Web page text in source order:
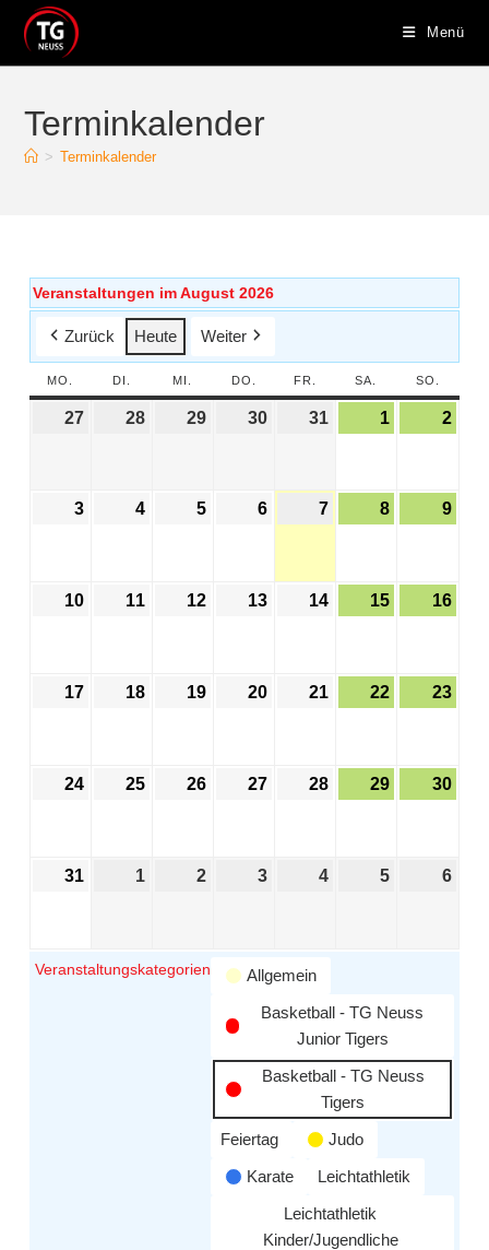
Menü
Terminkalender
> Terminkalender
Veranstaltungen im August 2026
Zurück Heute Weiter
MO. DI. MI. DO. FR. SA. SO.
27 28 29 30 31 1 2
3 4 5 6 7 8 9
10 11 12 13 14 15 16
17 18 19 20 21 22 23
24 25 26 27 28 29 30
31 1 2 3 4 5 6
Veranstaltungskategorien
Allgemein
Basketball - TG Neuss
Junior Tigers
Basketball - TG Neuss
Tigers
Feiertag
Judo
Karate
Leichtathletik
Leichtathletik
Kinder/Jugendliche